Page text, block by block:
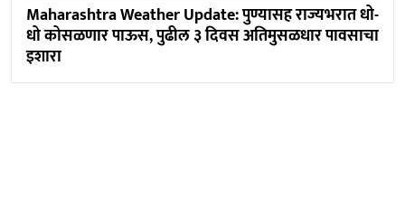
Maharashtra Weather Update: पुण्यासह राज्यभरात धो-
धो कोसळणार पाऊस, पुढील ३ दिवस अतिमुसळधार पावसाचा
इशारा